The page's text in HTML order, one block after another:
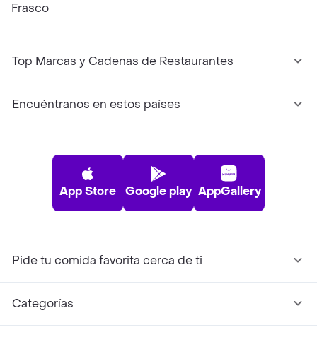
Frasco
Top Marcas y Cadenas de Restaurantes
Encuéntranos en estos países
App Store Google play AppGallery
Pide tu comida favorita cerca de ti
Categorías